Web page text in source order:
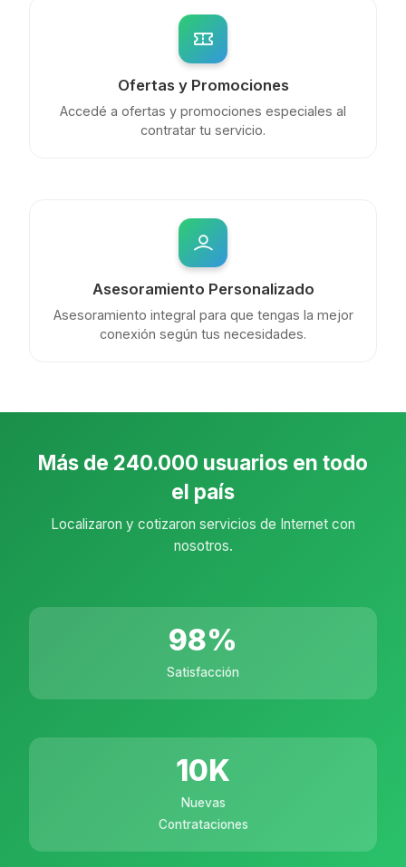
Ofertas y Promociones
Accedé a ofertas y promociones especiales al
contratar tu servicio.
Asesoramiento Personalizado
Asesoramiento integral para que tengas la mejor
conexión según tus necesidades.
Más de 240.000 usuarios en todo
el país
Localizaron y cotizaron servicios de Internet con
nosotros.
98%
Satisfacción
10K
Nuevas
Contrataciones